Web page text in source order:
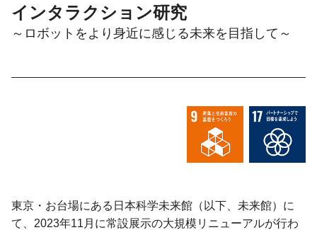
インタラクション研究
～ロボットをより身近に感じる未来を目指して～
東京・お台場にある日本科学未来館（以下、未来館）に
て、2023年11月に常設展示の大規模リニューアルが行わ